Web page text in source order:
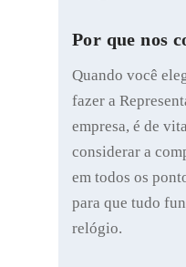
Por que nos
Quando você
fazer a
empresa, é de
considerar a
em todos os
para que tudo
relógio.